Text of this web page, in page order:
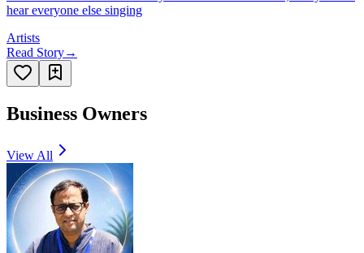
hear everyone else singing
Artists
Read Story→
Business Owners
View All